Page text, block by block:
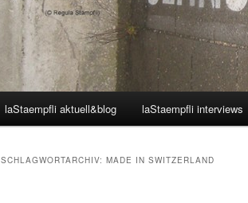
laStaempfli aktuell&blog laStaempfli interviews
SCHLAGWORTARCHIV: MADE IN SWITZERLAND